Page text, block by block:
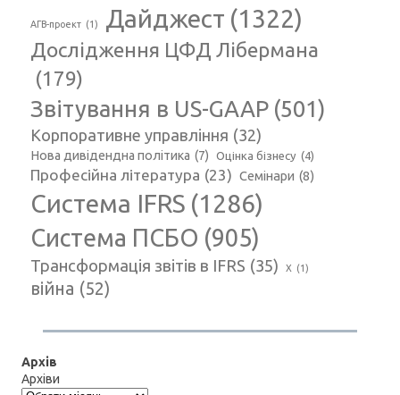
АГВ-проект (1) Дайджест (1322)
Дослідження ЦФД Лібермана
(179)
Звітування в US-GAAP (501)
Корпоративне управління (32)
Нова дивідендна політика (7) Оцінка бізнесу (4)
Професійна література (23) Семінари (8)
Система IFRS (1286)
Система ПСБО (905)
Трансформація звітів в IFRS (35) Х (1)
війна (52)
Архів
Архіви